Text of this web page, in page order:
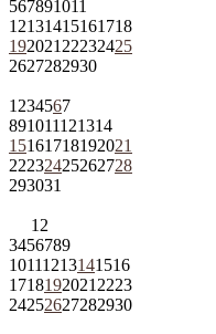
567891011
12131415161718
192021 22232425
2627282930
1 234567
891011121314
15161718192021
22232425262728
293031
1 2
3456789
10111213141516
1718192021 2223
24252627282930